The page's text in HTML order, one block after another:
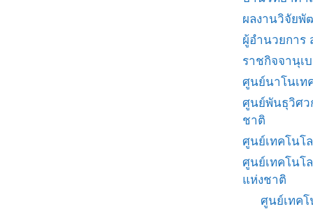
ผลงานวิจัยพั
ผู้อำนวยการ
ราชกิจจานุเ
ศูนย์นาโนเท
ศูนย์พันธุวิศว
ชาติ
ศูนย์เทคโนโ
ศูนย์เทคโนโ
แห่งชาติ
ศูนย์เทคโ